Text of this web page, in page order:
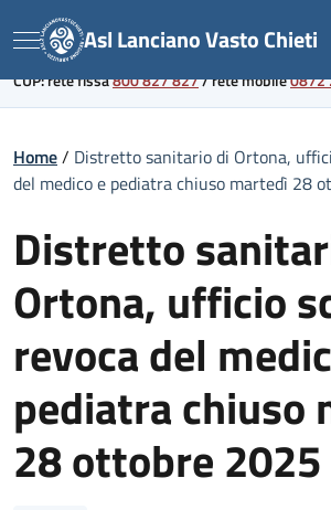
to
content
Link al portale sanitario regionale
Menu Asl Lanciano Vasto Chieti
CUP: rete fissa800 827 827/rete mobile0872
Home/ Distretto sanitario di Ortona,
del medico e pediatra chiuso martedì 28
Distretto
Ortona, ufficio
revoca del
pediatra chiuso
28 ottobre 2025